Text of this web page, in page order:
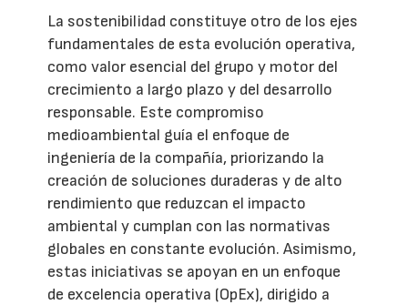
La sostenibilidad constituye otro de los ejes
fundamentales de esta evolución operativa,
como valor esencial del grupo y motor del
crecimiento a largo plazo y del desarrollo
responsable. Este compromiso
medioambiental guía el enfoque de
ingeniería de la compañía, priorizando la
creación de soluciones duraderas y de alto
rendimiento que reduzcan el impacto
ambiental y cumplan con las normativas
globales en constante evolución. Asimismo,
estas iniciativas se apoyan en un enfoque
de excelencia operativa (OpEx), dirigido a